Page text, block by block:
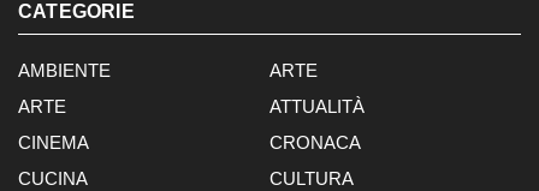
CATEGORIE
AMBIENTE
ARTE
ARTE
ATTUALITÀ
CINEMA
CRONACA
CUCINA
CULTURA